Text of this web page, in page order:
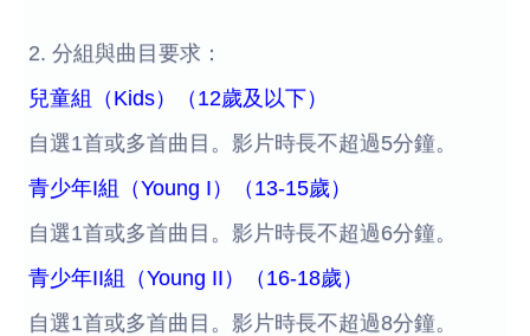
2. 分組與曲目要求：
兒童組（Kids）（12歲及以下）
自選1首或多首曲目。影片時長不超過5分鐘。
青少年I組（Young I）（13-15歲）
自選1首或多首曲目。影片時長不超過6分鐘。
青少年II組（Young II）（16-18歲）
自選1首或多首曲目。影片時長不超過8分鐘。